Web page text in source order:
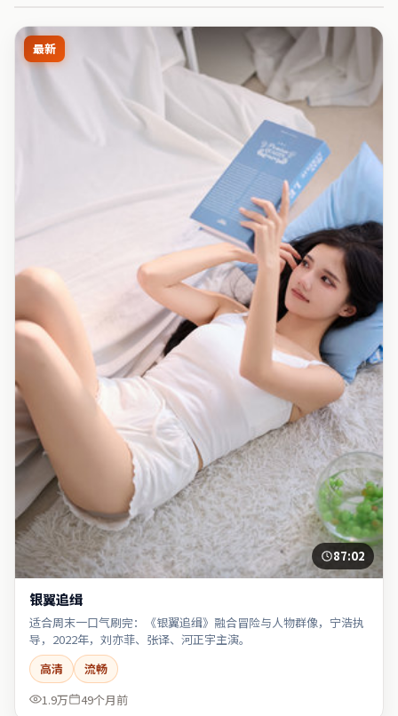
最新
87:02
银翼追缉
适合周末一口气刷完：《银翼追缉》融合冒险与人物群像，宁浩执
导，2022年，刘亦菲、张译、河正宇主演。
高清
流畅
1.9万
49个月前